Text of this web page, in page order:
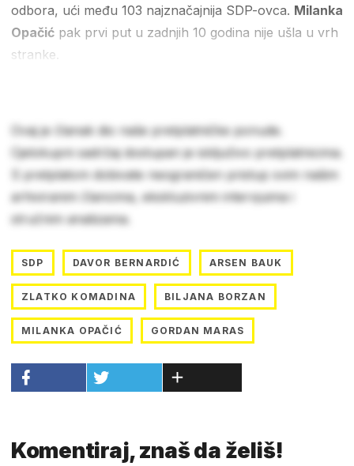
odbora, ući među 103 najznačajnija SDP-ovca. Milanka
Opačić pak prvi put u zadnjih 10 godina nije ušla u vrh
stranke.
Ovaj je članak dio naše pretplatničke ponude.
Cjelokupni sadržaj dostupan je isključivo pretplatnicima.
S pretplatom dobivate neograničen pristup svim našim
arhiviranim člancima, ekskluzivnim intervjuima i
stručnim analizama.
SDP DAVOR BERNARDIĆ ARSEN BAUK
ZLATKO KOMADINA BILJANA BORZAN
MILANKA OPAČIĆ GORDAN MARAS
Komentiraj, znaš da želiš!